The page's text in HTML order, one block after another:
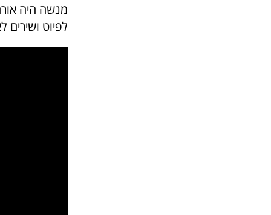
מנשה היה
לפיוט ושירים לאחרונה הוא